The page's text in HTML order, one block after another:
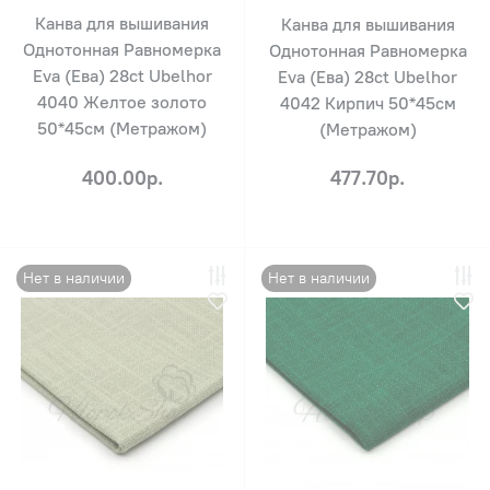
Канва для вышивания
Однотонная Равномерка
Eva (Ева) 28ct Ubelhor
4040 Желтое золото
50*45см (Метражом)
400.00р.
Канва для вышивания
Однотонная Равномерка
Eva (Ева) 28ct Ubelhor
4042 Кирпич 50*45см
(Метражом)
477.70р.
Нет в наличии Нет в наличии